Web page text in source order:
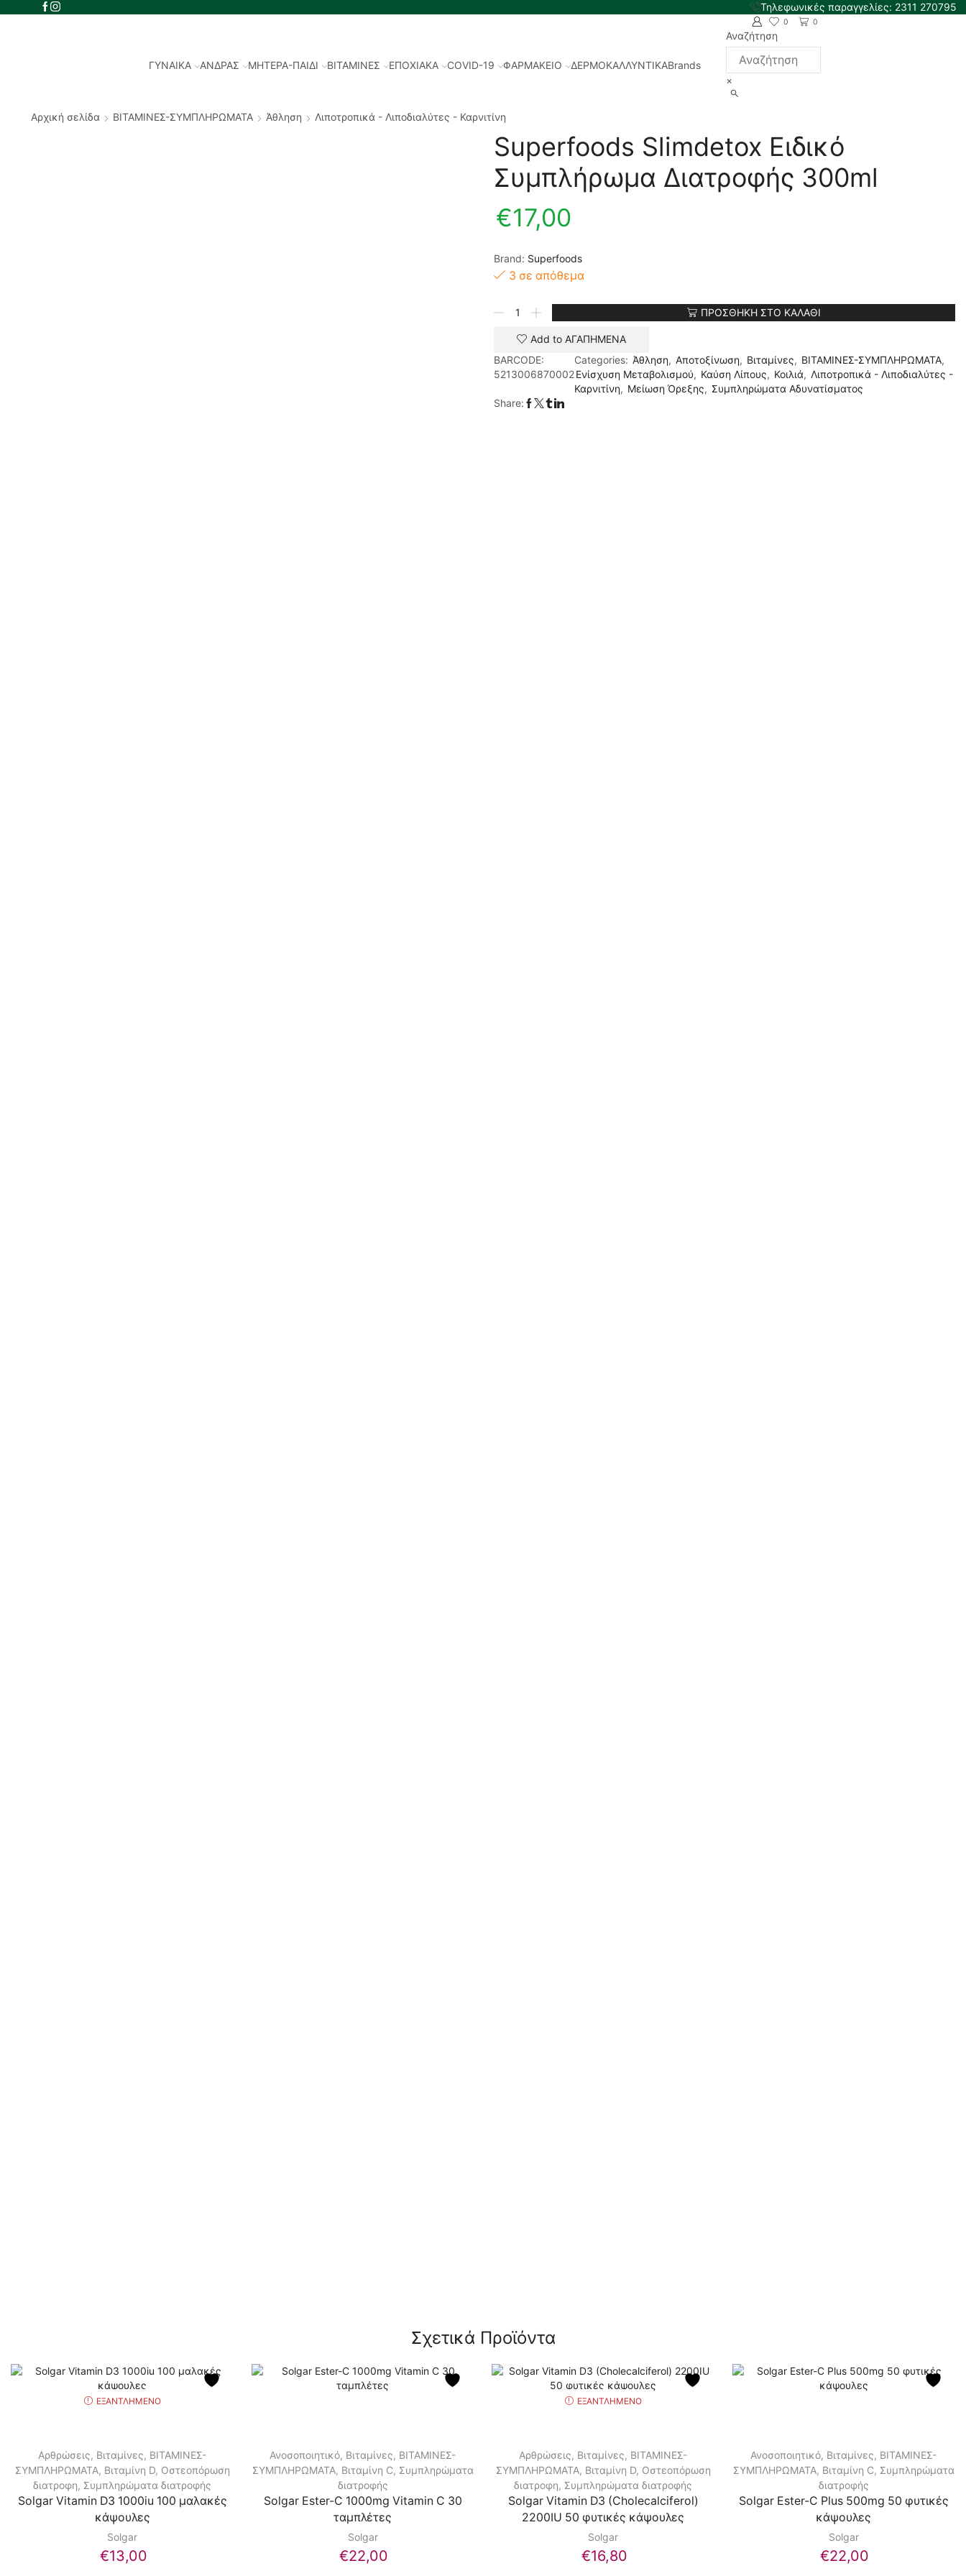
Τηλεφωνικές παραγγελίες: 2311 270795
0 0
ΓΥΝΑΙΚΑ ΑΝΔΡΑΣ ΜΗΤΕΡΑ-ΠΑΙΔΙ ΒΙΤΑΜΙΝΕΣ ΕΠΟΧΙΑΚΑ COVID-19 ΦΑΡΜΑΚΕΙΟ ΔΕΡΜΟΚΑΛΛΥΝΤΙΚΑBrands
Αναζήτηση
×
Αρχική σελίδα ΒΙΤΑΜΙΝΕΣ-ΣΥΜΠΛΗΡΩΜΑΤΑ Άθληση Λιποτροπικά - Λιποδιαλύτες - Καρνιτίνη
Superfoods Slimdetox Ειδικό
Συμπλήρωμα Διατροφής 300ml
€17,00
Brand: Superfoods
3 σε απόθεμα
ΠΡΟΣΘΉΚΗ ΣΤΟ ΚΑΛΆΘΙ
Add to ΑΓΑΠΗΜΕΝΑ
BARCODE:
5213006870002
Categories: Άθληση, Αποτοξίνωση, Βιταμίνες, ΒΙΤΑΜΙΝΕΣ-ΣΥΜΠΛΗΡΩΜΑΤΑ,
Ενίσχυση Μεταβολισμού, Καύση Λίπους, Κοιλιά, Λιποτροπικά - Λιποδιαλύτες -
Καρνιτίνη, Μείωση Όρεξης, Συμπληρώματα Αδυνατίσματος
Share:
Σχετικά Προϊόντα
ΕΞΑΝΤΛΗΜΈΝΟ
Αρθρώσεις, Βιταμίνες, ΒΙΤΑΜΙΝΕΣ-
ΣΥΜΠΛΗΡΩΜΑΤΑ, Βιταμίνη D, Οστεοπόρωση
διατροφη, Συμπληρώματα διατροφής
Solgar Vitamin D3 1000iu 100 μαλακές
κάψουλες
Solgar
€13,00
Ανοσοποιητικό, Βιταμίνες, ΒΙΤΑΜΙΝΕΣ-
ΣΥΜΠΛΗΡΩΜΑΤΑ, Βιταμίνη C, Συμπληρώματα
διατροφής
Solgar Ester-C 1000mg Vitamin C 30
ταμπλέτες
Solgar
€22,00
ΕΞΑΝΤΛΗΜΈΝΟ
Αρθρώσεις, Βιταμίνες, ΒΙΤΑΜΙΝΕΣ-
ΣΥΜΠΛΗΡΩΜΑΤΑ, Βιταμίνη D, Οστεοπόρωση
διατροφη, Συμπληρώματα διατροφής
Solgar Vitamin D3 (Cholecalciferol)
2200IU 50 φυτικές κάψουλες
Solgar
€16,80
Ανοσοποιητικό, Βιταμίνες, ΒΙΤΑΜΙΝΕΣ-
ΣΥΜΠΛΗΡΩΜΑΤΑ, Βιταμίνη C, Συμπληρώματα
διατροφής
Solgar Ester-C Plus 500mg 50 φυτικές
κάψουλες
Solgar
€22,00